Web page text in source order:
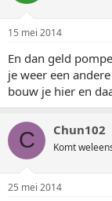
15 mei 2014
En dan geld
je weer een
bouw je hier en
C Chun102
Komt
25 mei 2014